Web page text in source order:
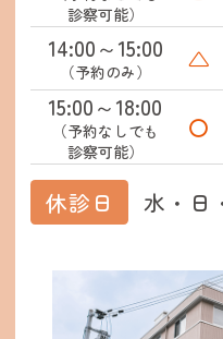
休診日 水・日
診察可能）
14:00～15:00
（予約のみ） △
15:00～18:00
（予約なしでも
診察可能）
〇